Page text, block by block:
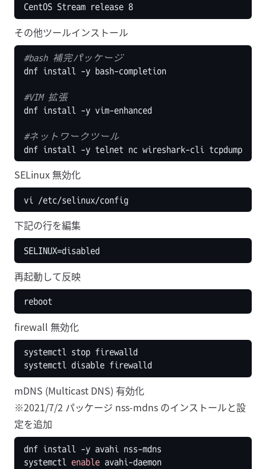
CentOS Stream release 8
その他ツールインストール
#bash 補完パッケージ
#VIM 拡張
#ネットワークツール
SELinux 無効化
下記の行を編集
再起動して反映
firewall 無効化
mDNS (Multicast DNS) 有効化
※2021/7/2 パッケージ nss-mdns のインストールと設
定を追加
systemctl enable